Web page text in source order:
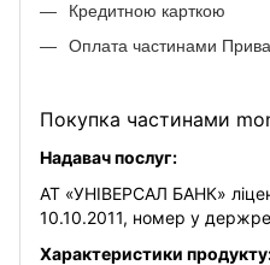
Кредитною карткою
Оплата частинами
Покупка частинами
Надавач послуг:
АТ «УНІВЕРСАЛ БАНК»
10.10.2011, номер у
Характеристики